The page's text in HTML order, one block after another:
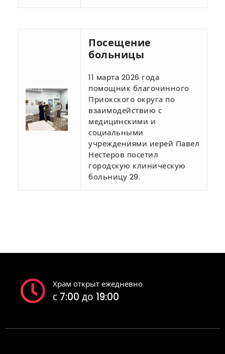
Посещение
больницы
11 марта 2026 года
помощник благочинного
Приокского округа по
взаимодействию с
медицинскими и
социальными
учреждениями иерей Павел
Нестеров посетил
городскую клиническую
больницу 29.
Храм открыт ежедневно
с 7:00 до 19:00